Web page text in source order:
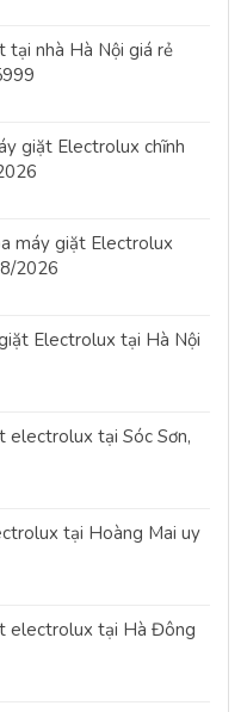
tại nhà Hà Nội giá rẻ
giặt Electrolux chĩnh
máy giặt Electrolux
2026
Electrolux tại Hà Nội
electrolux tại Sóc Sơn,
tại Hoàng Mai uy
electrolux tại Hà Đông